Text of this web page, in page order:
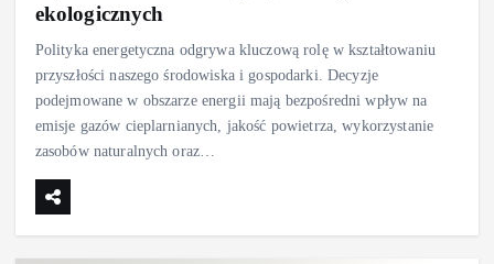
ekologicznych
Polityka energetyczna odgrywa kluczową rolę w kształtowaniu
przyszłości naszego środowiska i gospodarki. Decyzje
podejmowane w obszarze energii mają bezpośredni wpływ na
emisje gazów cieplarnianych, jakość powietrza, wykorzystanie
zasobów naturalnych oraz…